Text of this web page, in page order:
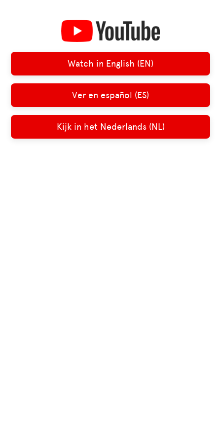
Watch in English (EN)
Ver en español (ES)
Kijk in het Nederlands (NL)